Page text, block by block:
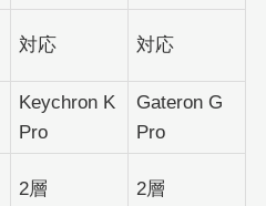
対応 対応
Keychron K
Pro
Gateron G
Pro
2層 2層